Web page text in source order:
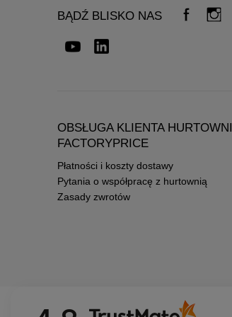
BĄDŹ BLISKO NAS
OBSŁUGA KLIENTA HURTOWNI
FACTORYPRICE
Płatności i koszty dostawy
Pytania o współpracę z hurtownią
Zasady zwrotów